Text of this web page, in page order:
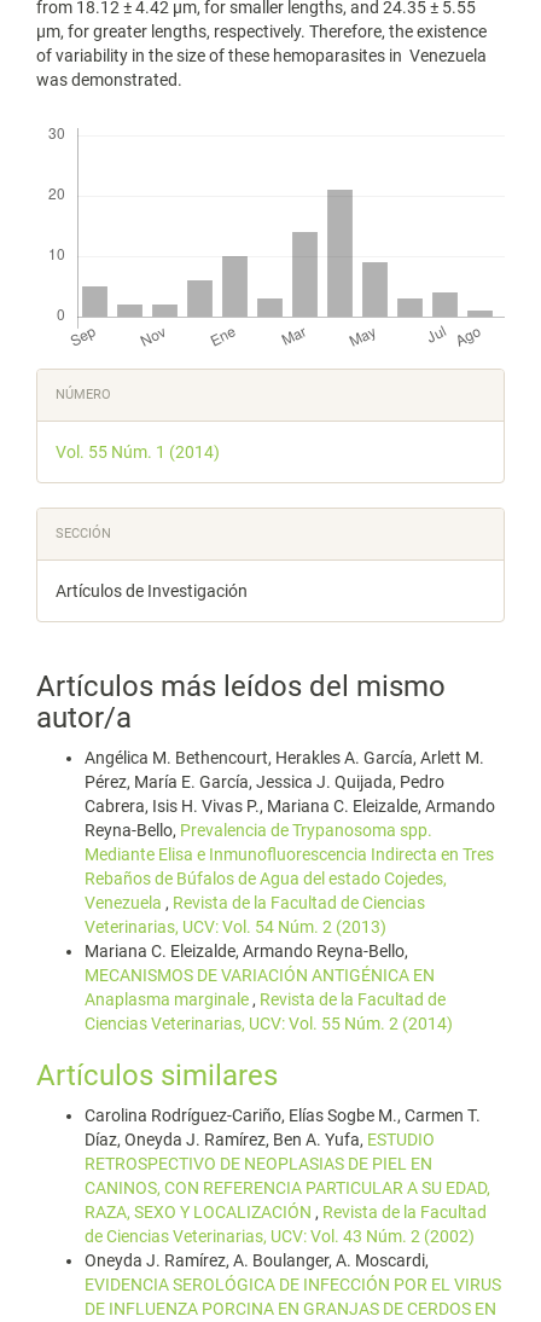
from 18.12 ± 4.42 μm, for smaller lengths, and 24.35 ± 5.55
μm, for greater lengths, respectively. Therefore, the existence
of variability in the size of these hemoparasites in Venezuela
was demonstrated.
Detalles
del
artículo
NÚMERO
Vol. 55 Núm. 1 (2014)
SECCIÓN
Artículos de Investigación
Artículos más leídos del mismo
autor/a
Angélica M. Bethencourt, Herakles A. García, Arlett M.
Pérez, María E. García, Jessica J. Quijada, Pedro
Cabrera, Isis H. Vivas P., Mariana C. Eleizalde, Armando
Reyna-Bello, Prevalencia de Trypanosoma spp.
Mediante Elisa e Inmunofluorescencia Indirecta en Tres
Rebaños de Búfalos de Agua del estado Cojedes,
Venezuela , Revista de la Facultad de Ciencias
Veterinarias, UCV: Vol. 54 Núm. 2 (2013)
Mariana C. Eleizalde, Armando Reyna-Bello,
MECANISMOS DE VARIACIÓN ANTIGÉNICA EN
Anaplasma marginale , Revista de la Facultad de
Ciencias Veterinarias, UCV: Vol. 55 Núm. 2 (2014)
Artículos similares
Carolina Rodríguez-Cariño, Elías Sogbe M., Carmen T.
Díaz, Oneyda J. Ramírez, Ben A. Yufa, ESTUDIO
RETROSPECTIVO DE NEOPLASIAS DE PIEL EN
CANINOS, CON REFERENCIA PARTICULAR A SU EDAD,
RAZA, SEXO Y LOCALIZACIÓN , Revista de la Facultad
de Ciencias Veterinarias, UCV: Vol. 43 Núm. 2 (2002)
Oneyda J. Ramírez, A. Boulanger, A. Moscardi,
EVIDENCIA SEROLÓGICA DE INFECCIÓN POR EL VIRUS
DE INFLUENZA PORCINA EN GRANJAS DE CERDOS EN